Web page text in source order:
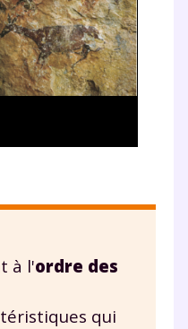
à l'ordre des
qui